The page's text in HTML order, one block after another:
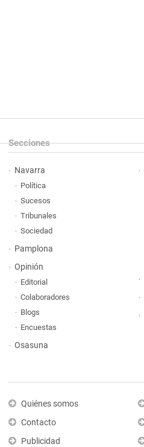
Secciones
Navarra
Política
Sucesos
Tribunales
Sociedad
Pamplona
Opinión
Editorial
Colaboradores
Blogs
Encuestas
Osasuna
Quiénes somos
Contacto
Publicidad